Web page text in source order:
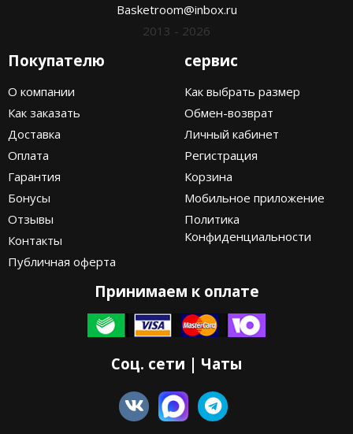
Basketroom@inbox.ru
2013 - 2026
Покупателю
О компании
Как заказать
Доставка
Оплата
Гарантия
Бонусы
Отзывы
Контакты
Публичная оферта
сервис
Как выбрать размер
Обмен-возврат
Личный кабинет
Регистрация
Корзина
Мобильное приложение
Политика
Конфиденциальности
Принимаем к оплате
Соц. сети | Чаты